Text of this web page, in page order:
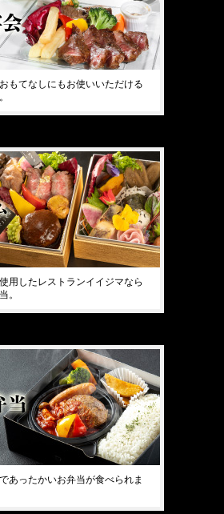
もてなしにもお使いいただける
用したレストランイイジマなら
。
あったかいお弁当が食べられま